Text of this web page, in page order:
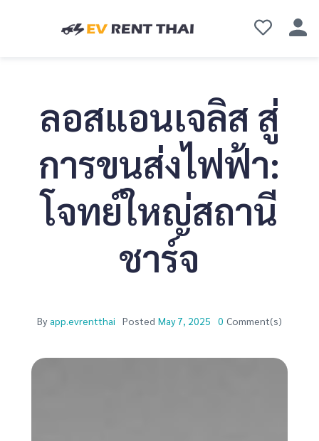
ลอสแอนเจลิส สู่
การขนส่งไฟฟ้า:
โจทย์ใหญ่สถานี
ชาร์จ
By app.evrentthai Posted May 7, 2025 0 Comment(s)